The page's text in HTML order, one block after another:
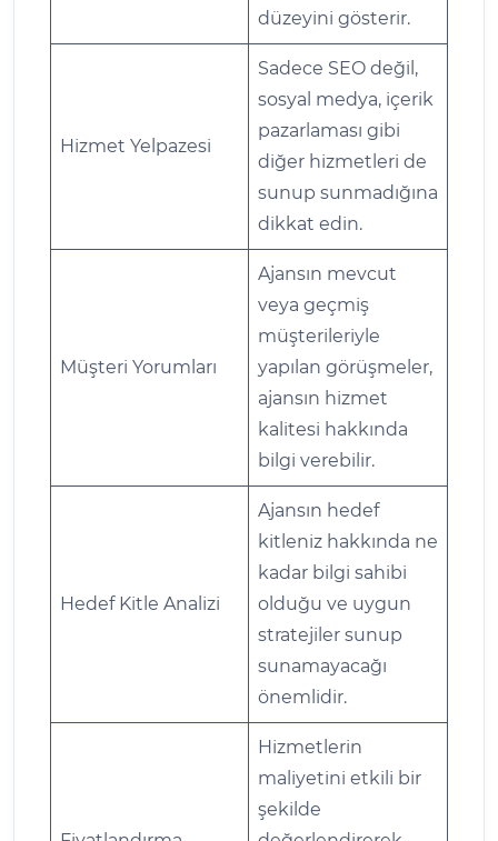
düzeyini gösterir.
Hizmet Yelpazesi
Sadece SEO değil,
sosyal medya, içerik
pazarlaması gibi
diğer hizmetleri de
sunup sunmadığına
dikkat edin.
Müşteri Yorumları
Ajansın mevcut
veya geçmiş
müşterileriyle
yapılan görüşmeler,
ajansın hizmet
kalitesi hakkında
bilgi verebilir.
Hedef Kitle Analizi
Ajansın hedef
kitleniz hakkında ne
kadar bilgi sahibi
olduğu ve uygun
stratejiler sunup
sunamayacağı
önemlidir.
Hizmetlerin
maliyetini etkili bir
şekilde